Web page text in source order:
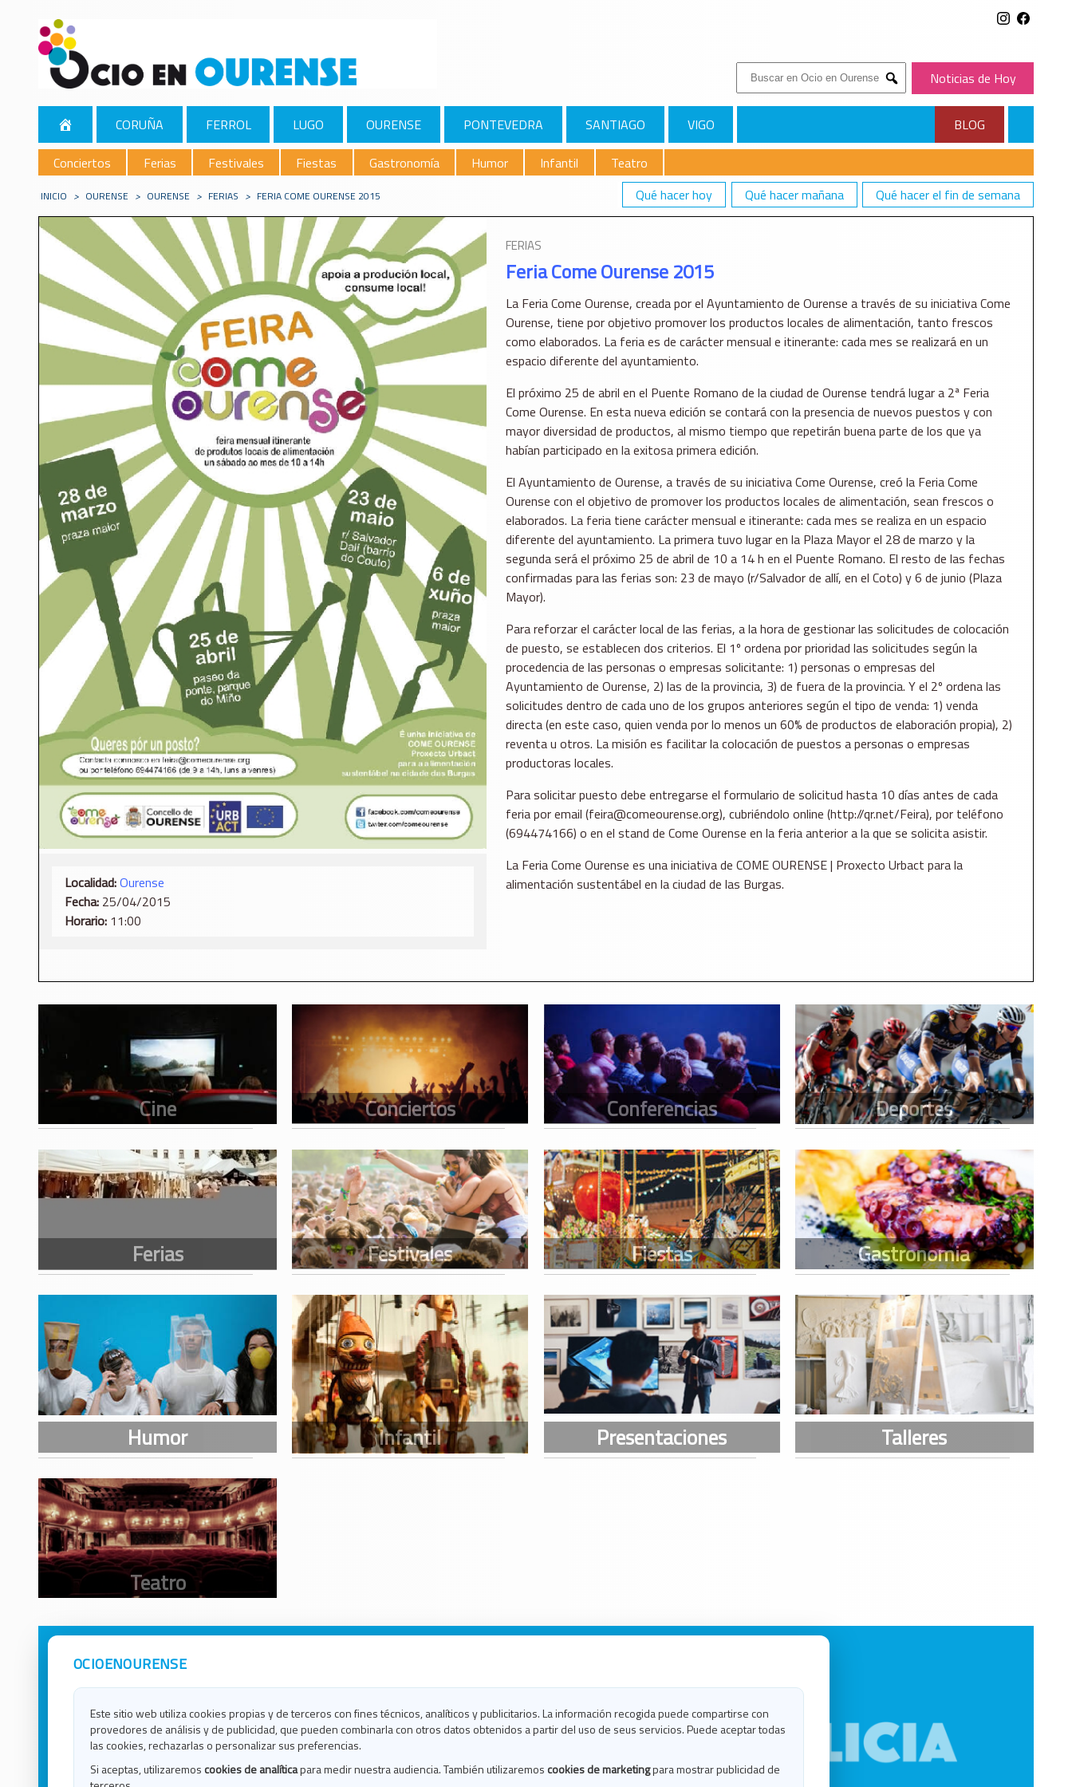
Buscar:
Submit
Noticias de Hoy
CORUÑA FERROL LUGO OURENSE PONTEVEDRA SANTIAGO VIGO
BLOG
Conciertos
Ferias Festivales Fiestas Gastronomía Humor Infantil
Teatro
Qué hacer hoy
Qué hacer mañana Qué hacer el fin de semana
INICIO > OURENSE > OURENSE > FERIAS > FERIA COME OURENSE 2015
Localidad:Ourense
Fecha: 25/04/2015
Horario: 11:00
FERIAS
Feria Come Ourense 2015
La Feria Come Ourense, creada por el Ayuntamiento de Ourense a través de su iniciativa Come
Ourense, tiene por objetivo promover los productos locales de alimentación, tanto frescos
como elaborados. La feria es de carácter mensual e itinerante: cada mes se realizará en un
espacio diferente del ayuntamiento.
El próximo 25 de abril en el Puente Romano de la ciudad de Ourense tendrá lugar a 2ª Feria
Come Ourense. En esta nueva edición se contará con la presencia de nuevos puestos y con
mayor diversidad de productos, al mismo tiempo que repetirán buena parte de los que ya
habían participado en la exitosa primera edición.
El Ayuntamiento de Ourense, a través de su iniciativa Come Ourense, creó la Feria Come
Ourense con el objetivo de promover los productos locales de alimentación, sean frescos o
elaborados. La feria tiene carácter mensual e itinerante: cada mes se realiza en un espacio
diferente del ayuntamiento. La primera tuvo lugar en la Plaza Mayor el 28 de marzo y la
segunda será el próximo 25 de abril de 10 a 14 h en el Puente Romano. El resto de las fechas
confirmadas para las ferias son: 23 de mayo (r/Salvador de allí, en el Coto) y 6 de junio (Plaza
Mayor).
Para reforzar el carácter local de las ferias, a la hora de gestionar las solicitudes de colocación
de puesto, se establecen dos criterios. El 1º ordena por prioridad las solicitudes según la
procedencia de las personas o empresas solicitante: 1) personas o empresas del
Ayuntamiento de Ourense, 2) las de la provincia, 3) de fuera de la provincia. Y el 2º ordena las
solicitudes dentro de cada uno de los grupos anteriores según el tipo de venda: 1) venda
directa (en este caso, quien venda por lo menos un 60% de productos de elaboración propia), 2)
reventa u otros. La misión es facilitar la colocación de puestos a personas o empresas
productoras locales.
Para solicitar puesto debe entregarse el formulario de solicitud hasta 10 días antes de cada
feria por email (feira@comeourense.org), cubriéndolo online (http://qr.net/Feira), por teléfono
(694474166) o en el stand de Come Ourense en la feria anterior a la que se solicita asistir.
La Feria Come Ourense es una iniciativa de COME OURENSE | Proxecto Urbact para la
alimentación sustentábel en la ciudad de las Burgas.
OCIOENOURENSE
Este sitio web utiliza cookies propias y de terceros con fines técnicos, analíticos y publicitarios. La información recogida puede compartirse con
provedores de análisis y de publicidad, que pueden combinarla con otros datos obtenidos a partir del uso de seus servicios. Puede aceptar todas
las cookies, rechazarlas o personalizar sus preferencias.
Si aceptas, utilizaremos cookies de analíticapara medir nuestra audiencia. También utilizaremos cookies de marketingpara mostrar publicidad de
Avisos Legales
Política de Cookies
Ocio en Lugo
Ocio en Ourense
Ocio en Santiago